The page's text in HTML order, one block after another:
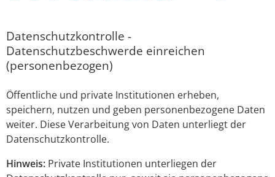
Datenschutzkontrolle -
Datenschutzbeschwerde einreichen
(personenbezogen)
Öffentliche und private Institutionen erheben,
speichern, nutzen und geben personenbezogene Daten
weiter. Diese Verarbeitung von Daten unterliegt der
Datenschutzkontrolle.
Hinweis: Private Institutionen unterliegen der